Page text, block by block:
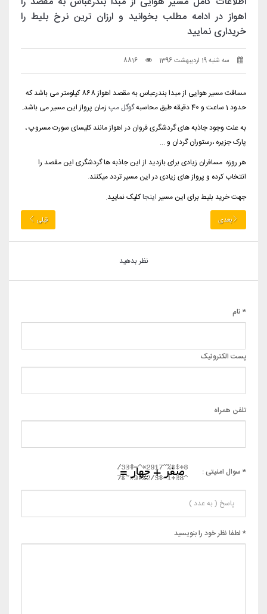
اهواز در ادامه مطلب بخوانید و ارزان ترین نرخ بلیط را
خریداری نمایید
سه شنبه 19 اردیبهشت 1396 8816
مسافت مسیر هوایی از مبدا بندرعباس به مقصد اهواز 868 کیلومتر می باشد که
حدود 1 ساعت و 40 دقیقه طبق محاسبه
گوگل مپ زمان پرواز این مسیر می باشد.
به علت وجود جاذبه های گردشگری فروان در اهواز مانند کلیسای سورت مسروپ ،
پارک جزیره ،رستوران گردان و ...
هر روزه مسافران زیادی برای بازدید از این جاذبه ها گردشگری این مقصد را
انتخاب کرده و پرواز های زیادی در این مسیر تردد میکنند.
جهت خرید بلیط برای این مسیراینجاکلیک نمایید.
بعدی قبلی
نظر بدهید
* نام
پست الکترونیک
تلفن همراه
* سوال امنیتی :
* لطفا نظر خود را بنویسید